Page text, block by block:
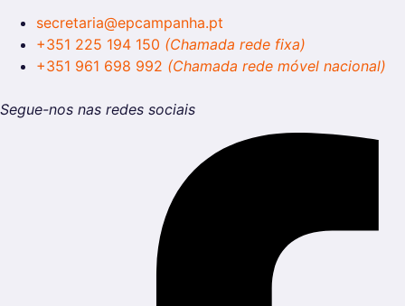
secretaria@epcampanha.pt
+351 225 194 150 (Chamada rede fixa)
+351 961 698 992 (Chamada rede móvel nacional)
Segue-nos nas redes sociais